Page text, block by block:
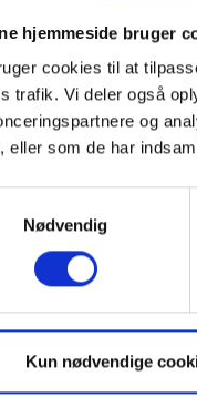
hjemmeside bruger
cookies til at
trafik. Vi deler også
og
eller som de har
Nødvendig
Kun nødvendige
rammerne for en
MOD TIL